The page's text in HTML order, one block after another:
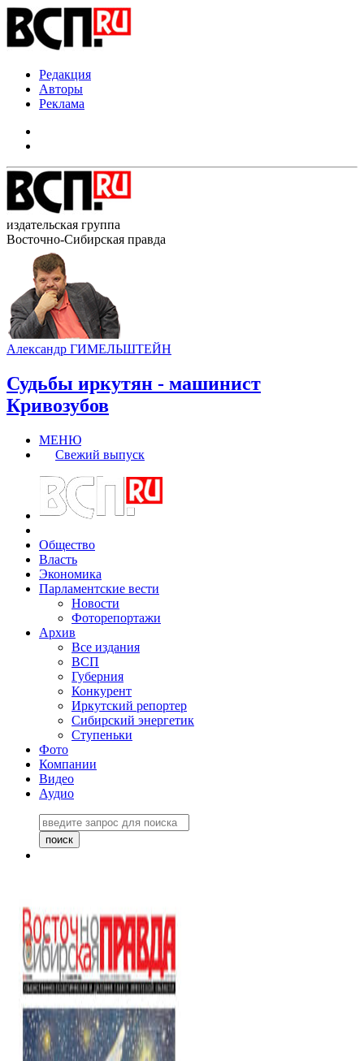
Редакция
Авторы
Реклама
издательская группа
Восточно-Сибирская правда
Александр ГИМЕЛЬШТЕЙН
Судьбы иркутян - машинист
Кривозубов
МЕНЮ
Свежий выпуск
Общество
Власть
Экономика
Парламентские вести
Новости
Фоторепортажи
Архив
Все издания
ВСП
Губерния
Конкурент
Иркутский репортер
Сибирский энергетик
Ступеньки
Фото
Компании
Видео
Аудио